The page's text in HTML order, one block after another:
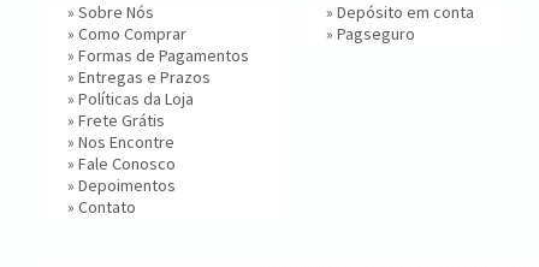
» Sobre Nós
» Como Comprar
» Formas de Pagamentos
» Entregas e Prazos
» Políticas da Loja
» Frete Grátis
» Nos Encontre
» Fale Conosco
» Depoimentos
» Contato
» Depósito em conta
» Pagseguro